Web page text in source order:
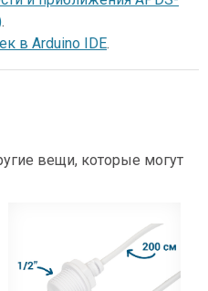
.
в Arduino IDE.
вещи, которые могут